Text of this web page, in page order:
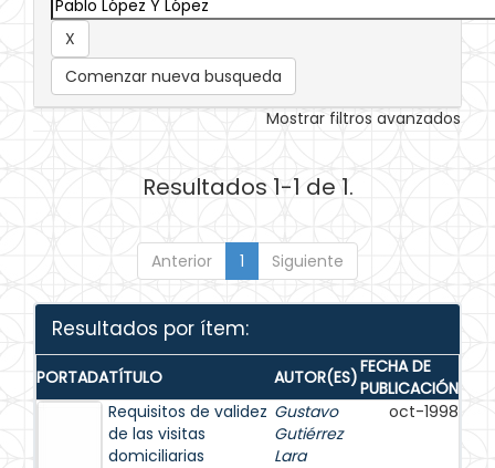
Comenzar nueva busqueda
Mostrar filtros avanzados
Resultados 1-1 de 1.
Anterior 1 Siguiente
Resultados por ítem:
PORTADATÍTULO AUTOR(ES)FECHA DE
PUBLICACIÓN
Requisitos de validez
de las visitas
domiciliarias
Gustavo
Gutiérrez
Lara
oct-1998